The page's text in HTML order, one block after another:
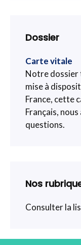
Dossier
Carte vitale
Notre dossier
mise à
France, cette
Français,
questions.
Nos
Consulter la